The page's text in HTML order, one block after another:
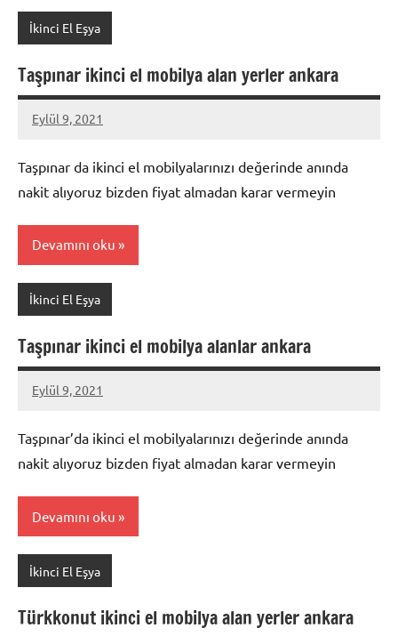
İkinci El Eşya
Taşpınar ikinci el mobilya alan yerler ankara
Eylül 9, 2021
Mustafa
Taşpınar da ikinci el mobilyalarınızı değerinde anında
nakit alıyoruz bizden fiyat almadan karar vermeyin
Devamını oku
İkinci El Eşya
Taşpınar ikinci el mobilya alanlar ankara
Eylül 9, 2021
Mustafa
Taşpınar’da ikinci el mobilyalarınızı değerinde anında
nakit alıyoruz bizden fiyat almadan karar vermeyin
Devamını oku
İkinci El Eşya
Türkkonut ikinci el mobilya alan yerler ankara